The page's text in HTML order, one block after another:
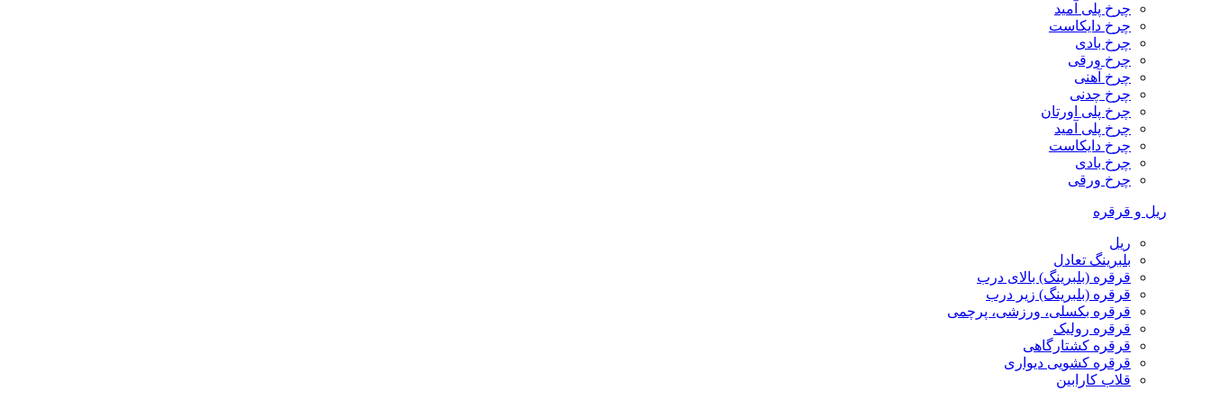
چرخ پلی آمید
چرخ دایکاست
چرخ بادی
چرخ ورقی
چرخ آهنی
چرخ چدنی
چرخ پلی اورتان
چرخ پلی آمید
چرخ دایکاست
چرخ بادی
چرخ ورقی
ریل و قرقره
ریل
بلبرینگ تعادل
قرقره (بلبرینگ) بالای درب
قرقره (بلبرینگ) زیر درب
قرقره بکسلی، ورزشی، پرچمی
قرقره رولیک
قرقره کشتارگاهی
قرقره کشویی دیواری
قلاب کارابین